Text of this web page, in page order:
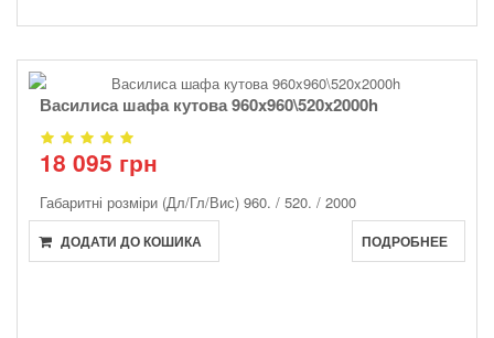
Василиса шафа кутова 960x960\520x2000h
18 095 грн
Габаритні розміри (Дл/Гл/Вис) 960. / 520. / 2000
ДОДАТИ ДО КОШИКА ПОДРОБНЕЕ